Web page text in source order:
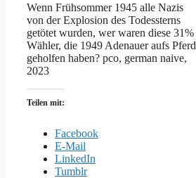
Wenn Frühsommer 1945 alle Nazis
von der Explosion des Todessterns
getötet wurden, wer waren diese 31%
Wähler, die 1949 Adenauer aufs Pferd
geholfen haben? pco, german naive,
2023
Teilen mit:
Facebook
E-Mail
LinkedIn
Tumblr